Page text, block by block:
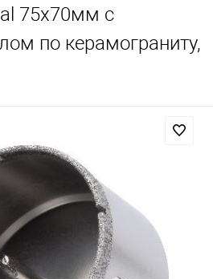
75х70мм с
по керамограниту,